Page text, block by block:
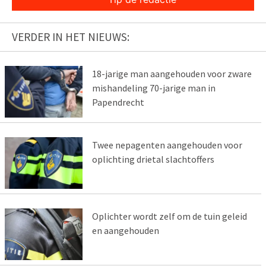
VERDER IN HET NIEUWS:
18-jarige man aangehouden voor zware
mishandeling 70-jarige man in
Papendrecht
Twee nepagenten aangehouden voor
oplichting drietal slachtoffers
Oplichter wordt zelf om de tuin geleid
en aangehouden